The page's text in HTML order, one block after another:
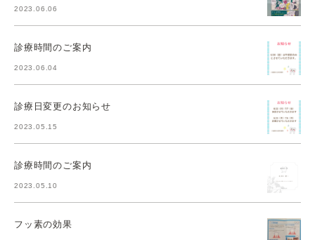
2023.06.06
診療時間のご案内
2023.06.04
診療日変更のお知らせ
2023.05.15
診療時間のご案内
2023.05.10
フッ素の効果